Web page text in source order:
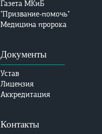
Газета МКиБ
"Призвание-помочь"
Медицина пророка
Документы
Устав
Лицензия
Аккредитация
Контакты